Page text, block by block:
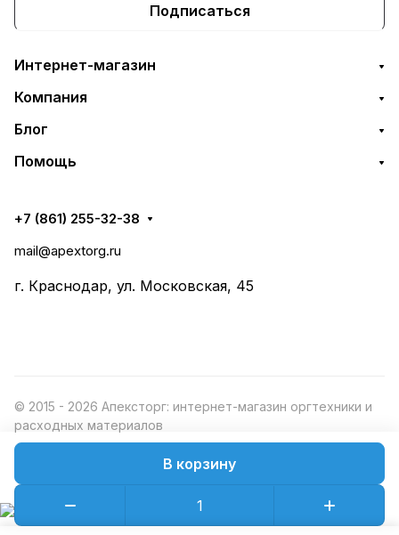
В корзину
Подписаться
Интернет-магазин
Компания
Блог
Помощь
+7 (861) 255-32-38
mail@apextorg.ru
г. Краснодар, ул. Московская, 45
© 2015 - 2026 Апексторг: интернет-магазин оргтехники и
расходных материалов
Конфиденциальность